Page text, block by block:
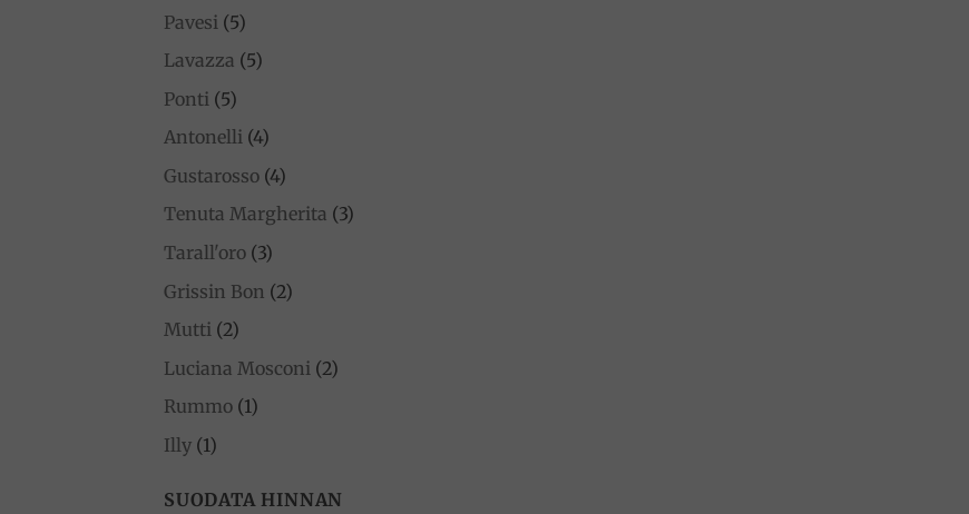
Pavesi (5)
Lavazza (5)
Ponti (5)
Antonelli (4)
Gustarosso (4)
Tenuta Margherita (3)
Tarall'oro (3)
Grissin Bon (2)
Mutti (2)
Luciana Mosconi (2)
Rummo (1)
Illy (1)
SUODATA HINNAN